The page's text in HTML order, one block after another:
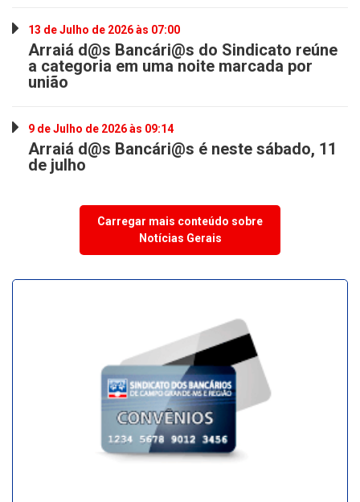
13 de Julho de 2026 às 07:00
Arraiá d@s Bancári@s do Sindicato reúne
a categoria em uma noite marcada por
união
9 de Julho de 2026 às 09:14
Arraiá d@s Bancári@s é neste sábado, 11
de julho
Carregar mais conteúdo sobre
Notícias Gerais